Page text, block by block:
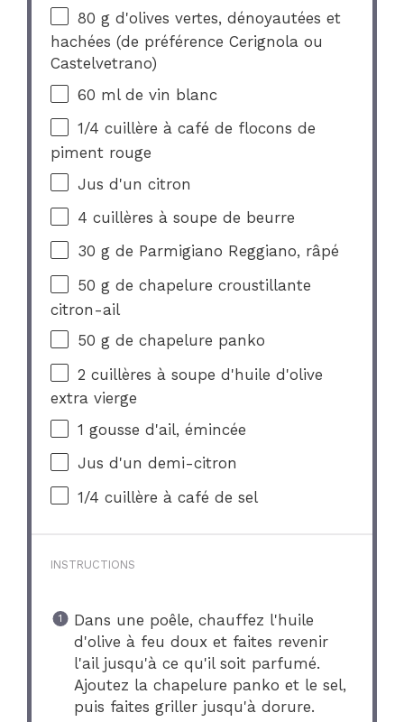
80 g d'olives vertes, dénoyautées et
hachées (de préférence Cerignola ou
Castelvetrano)
60 ml de vin blanc
1/4 cuillère à café de flocons de
piment rouge
Jus d'un citron
4 cuillères à soupe de beurre
30 g de Parmigiano Reggiano, râpé
50 g de chapelure croustillante
citron-ail
50 g de chapelure panko
2 cuillères à soupe d'huile d'olive
extra vierge
1 gousse d'ail, émincée
Jus d'un demi-citron
1/4 cuillère à café de sel
INSTRUCTIONS
Dans une poêle, chauffez l'huile
d'olive à feu doux et faites revenir
l'ail jusqu'à ce qu'il soit parfumé.
Ajoutez la chapelure panko et le sel,
puis faites griller jusqu'à dorure.